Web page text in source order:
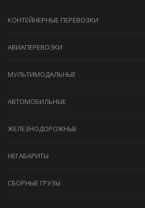
КОНТЕЙНЕРНЫЕ ПЕРЕВОЗКИ
АВИАПЕРЕВОЗКИ
МУЛЬТИМОДАЛЬНЫЕ
АВТОМОБИЛЬНЫЕ
ЖЕЛЕЗНОДОРОЖНЫЕ
НЕГАБАРИТЫ
СБОРНЫЕ ГРУЗЫ